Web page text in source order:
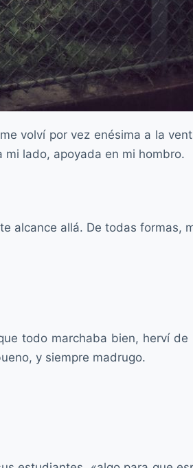
volví por vez enésima a la
lado, apoyada en mi hombro.
alcance allá. De todas formas,
todo marchaba bien, herví
y siempre madrugo.